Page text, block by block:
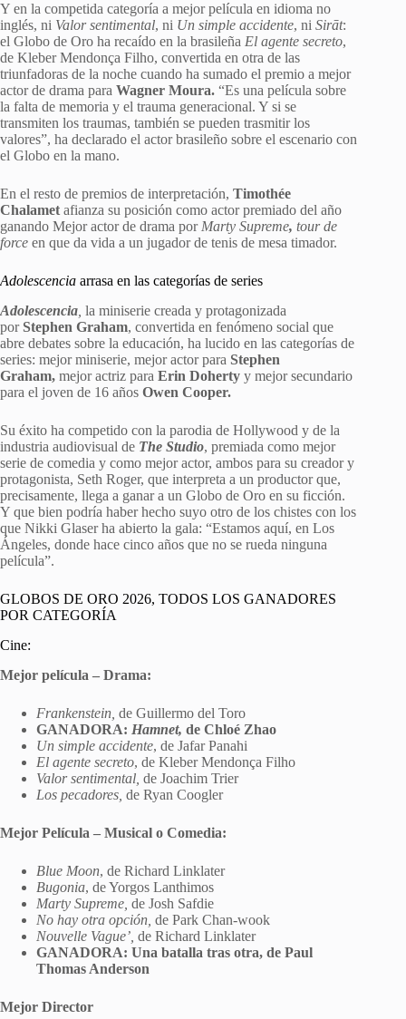
Y en la competida categoría a mejor película en idioma no
inglés, ni Valor sentimental, ni Un simple accidente, ni Sirāt:
el Globo de Oro ha recaído en la brasileña El agente secreto,
de Kleber Mendonça Filho, convertida en otra de las
triunfadoras de la noche cuando ha sumado el premio a mejor
actor de drama para Wagner Moura. “Es una película sobre
la falta de memoria y el trauma generacional. Y si se
transmiten los traumas, también se pueden trasmitir los
valores”, ha declarado el actor brasileño sobre el escenario con
el Globo en la mano.
En el resto de premios de interpretación, Timothée
Chalamet afianza su posición como actor premiado del año
ganando Mejor actor de drama por Marty Supreme, tour de
force en que da vida a un jugador de tenis de mesa timador.
Adolescencia arrasa en las categorías de series
Adolescencia la miniserie creada y protagonizada
por Stephen Graham, convertida en fenómeno social que
abre debates sobre la educación, ha lucido en las categorías de
series: mejor miniserie, mejor actor para Stephen
Graham, mejor actriz para Erin Doherty y mejor secundario
para el joven de 16 años Owen Cooper.
Su éxito ha competido con la parodia de Hollywood y de la
industria audiovisual de The Studio, premiada como mejor
serie de comedia y como mejor actor, ambos para su creador y
protagonista, Seth Roger, que interpreta a un productor que,
precisamente, llega a ganar a un Globo de Oro en su ficción.
Y que bien podría haber hecho suyo otro de los chistes con los
que Nikki Glaser ha abierto la gala: “Estamos aquí, en Los
Ángeles, donde hace cinco años que no se rueda ninguna
película”.
GLOBOS DE ORO 2026, TODOS LOS GANADORES
POR CATEGORÍA
Cine:
Mejor película – Drama:
Frankenstein, de Guillermo del Toro
GANADORA: Hamnet, de Chloé Zhao
Un simple accidente, de Jafar Panahi
El agente secreto, de Kleber Mendonça Filho
Valor sentimental, de Joachim Trier
Los pecadores, de Ryan Coogler
Mejor Película – Musical o Comedia:
Blue Moon, de Richard Linklater
Bugonia, de Yorgos Lanthimos
Marty Supreme, de Josh Safdie
No hay otra opción, de Park Chan-wook
Nouvelle Vague’, de Richard Linklater
GANADORA: Una batalla tras otra, de Paul
Thomas Anderson
Mejor Director